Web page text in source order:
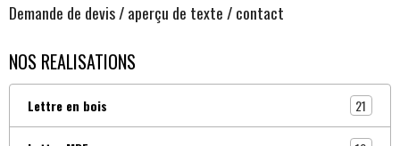
Demande de devis / aperçu de texte / contact
NOS REALISATIONS
Lettre en bois 21